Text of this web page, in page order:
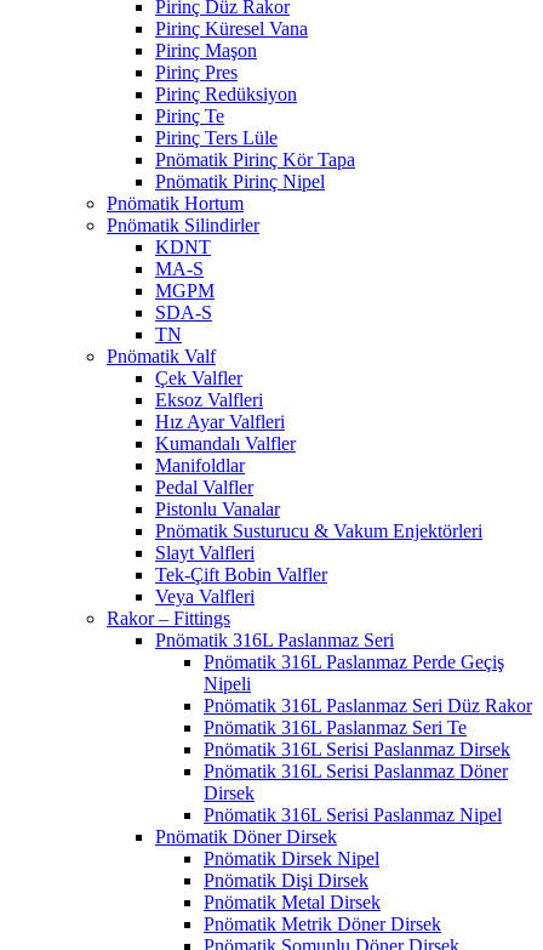
Pirinç Düz Rakor
Pirinç Küresel Vana
Pirinç Maşon
Pirinç Pres
Pirinç Redüksiyon
Pirinç Te
Pirinç Ters Lüle
Pnömatik Pirinç Kör Tapa
Pnömatik Pirinç Nipel
Pnömatik Hortum
Pnömatik Silindirler
KDNT
MA-S
MGPM
SDA-S
TN
Pnömatik Valf
Çek Valfler
Eksoz Valfleri
Hız Ayar Valfleri
Kumandalı Valfler
Manifoldlar
Pedal Valfler
Pistonlu Vanalar
Pnömatik Susturucu & Vakum Enjektörleri
Slayt Valfleri
Tek-Çift Bobin Valfler
Veya Valfleri
Rakor – Fittings
Pnömatik 316L Paslanmaz Seri
Pnömatik 316L Paslanmaz Perde Geçiş
Nipeli
Pnömatik 316L Paslanmaz Seri Düz Rakor
Pnömatik 316L Paslanmaz Seri Te
Pnömatik 316L Serisi Paslanmaz Dirsek
Pnömatik 316L Serisi Paslanmaz Döner
Dirsek
Pnömatik 316L Serisi Paslanmaz Nipel
Pnömatik Döner Dirsek
Pnömatik Dirsek Nipel
Pnömatik Dişi Dirsek
Pnömatik Metal Dirsek
Pnömatik Metrik Döner Dirsek
Pnömatik Somunlu Döner Dirsek